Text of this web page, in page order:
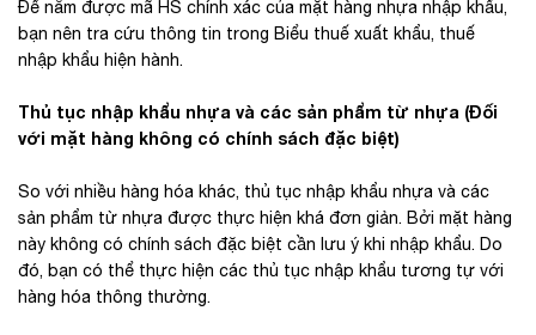
Để nắm được mã HS chính xác của mặt hàng nhựa nhập khẩu,
bạn nên tra cứu thông tin trong Biểu thuế xuất khẩu, thuế
nhập khẩu hiện hành.
Thủ tục nhập khẩu nhựa và các sản phẩm từ nhựa (Đối
với mặt hàng không có chính sách đặc biệt)
So với nhiều hàng hóa khác, thủ tục nhập khẩu nhựa và các
sản phẩm từ nhựa được thực hiện khá đơn giản. Bởi mặt hàng
này không có chính sách đặc biệt cần lưu ý khi nhập khẩu. Do
đó, bạn có thể thực hiện các thủ tục nhập khẩu tương tự với
hàng hóa thông thường.